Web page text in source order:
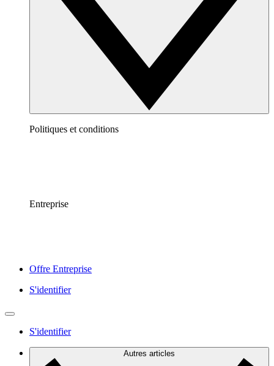
Politiques et conditions
Entreprise
Offre Entreprise
S'identifier
S'identifier
Autres articles